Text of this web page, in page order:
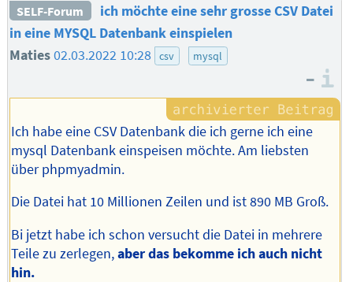
SELF-Forum
ich möchte eine sehr grosse CSV Datei
in eine MYSQL Datenbank einspielen
Maties02.03.2022 10:28 csv mysql
–
Ich habe eine CSV Datenbank die ich gerne ich eine
mysql Datenbank einspeisen möchte. Am liebsten
über phpmyadmin.
Die Datei hat 10 Millionen Zeilen und ist 890 MB Groß.
Bi jetzt habe ich schon versucht die Datei in mehrere
Teile zu zerlegen,aber das bekomme ich auch nicht
hin.